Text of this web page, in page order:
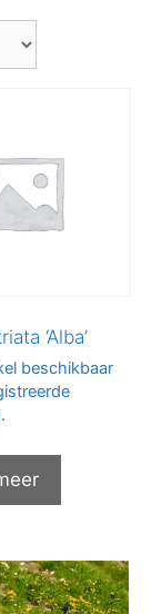
‘Alba’
beschikbaar